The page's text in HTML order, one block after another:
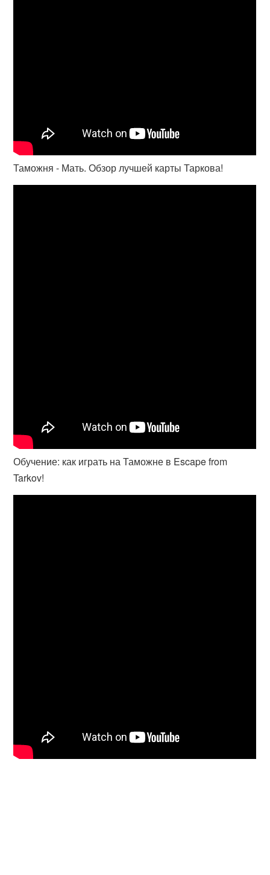
Таможня - Мать. Обзор лучшей карты Таркова!
Обучение: как играть на Таможне в Escape from
Tarkov!